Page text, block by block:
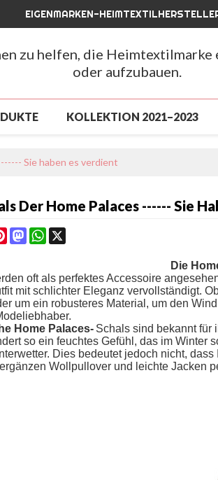
EIGENMARKEN-
zu helfen, die
oder aufzubauen.
KOLLEKTION 2021–2023
Sie haben es verdient
Der Home Palaces ------ Sie
PinterestMastodonWhatsApp
Die
oft als perfektes Accessoire
mit schlichter Eleganz vervollständigt.
um ein robusteres Material, um den
Home Palaces- Schals sind bekannt für
so ein feuchtes Gefühl, das im Winter
Dies bedeutet jedoch nicht,
Wollpullover und leichte Jacken